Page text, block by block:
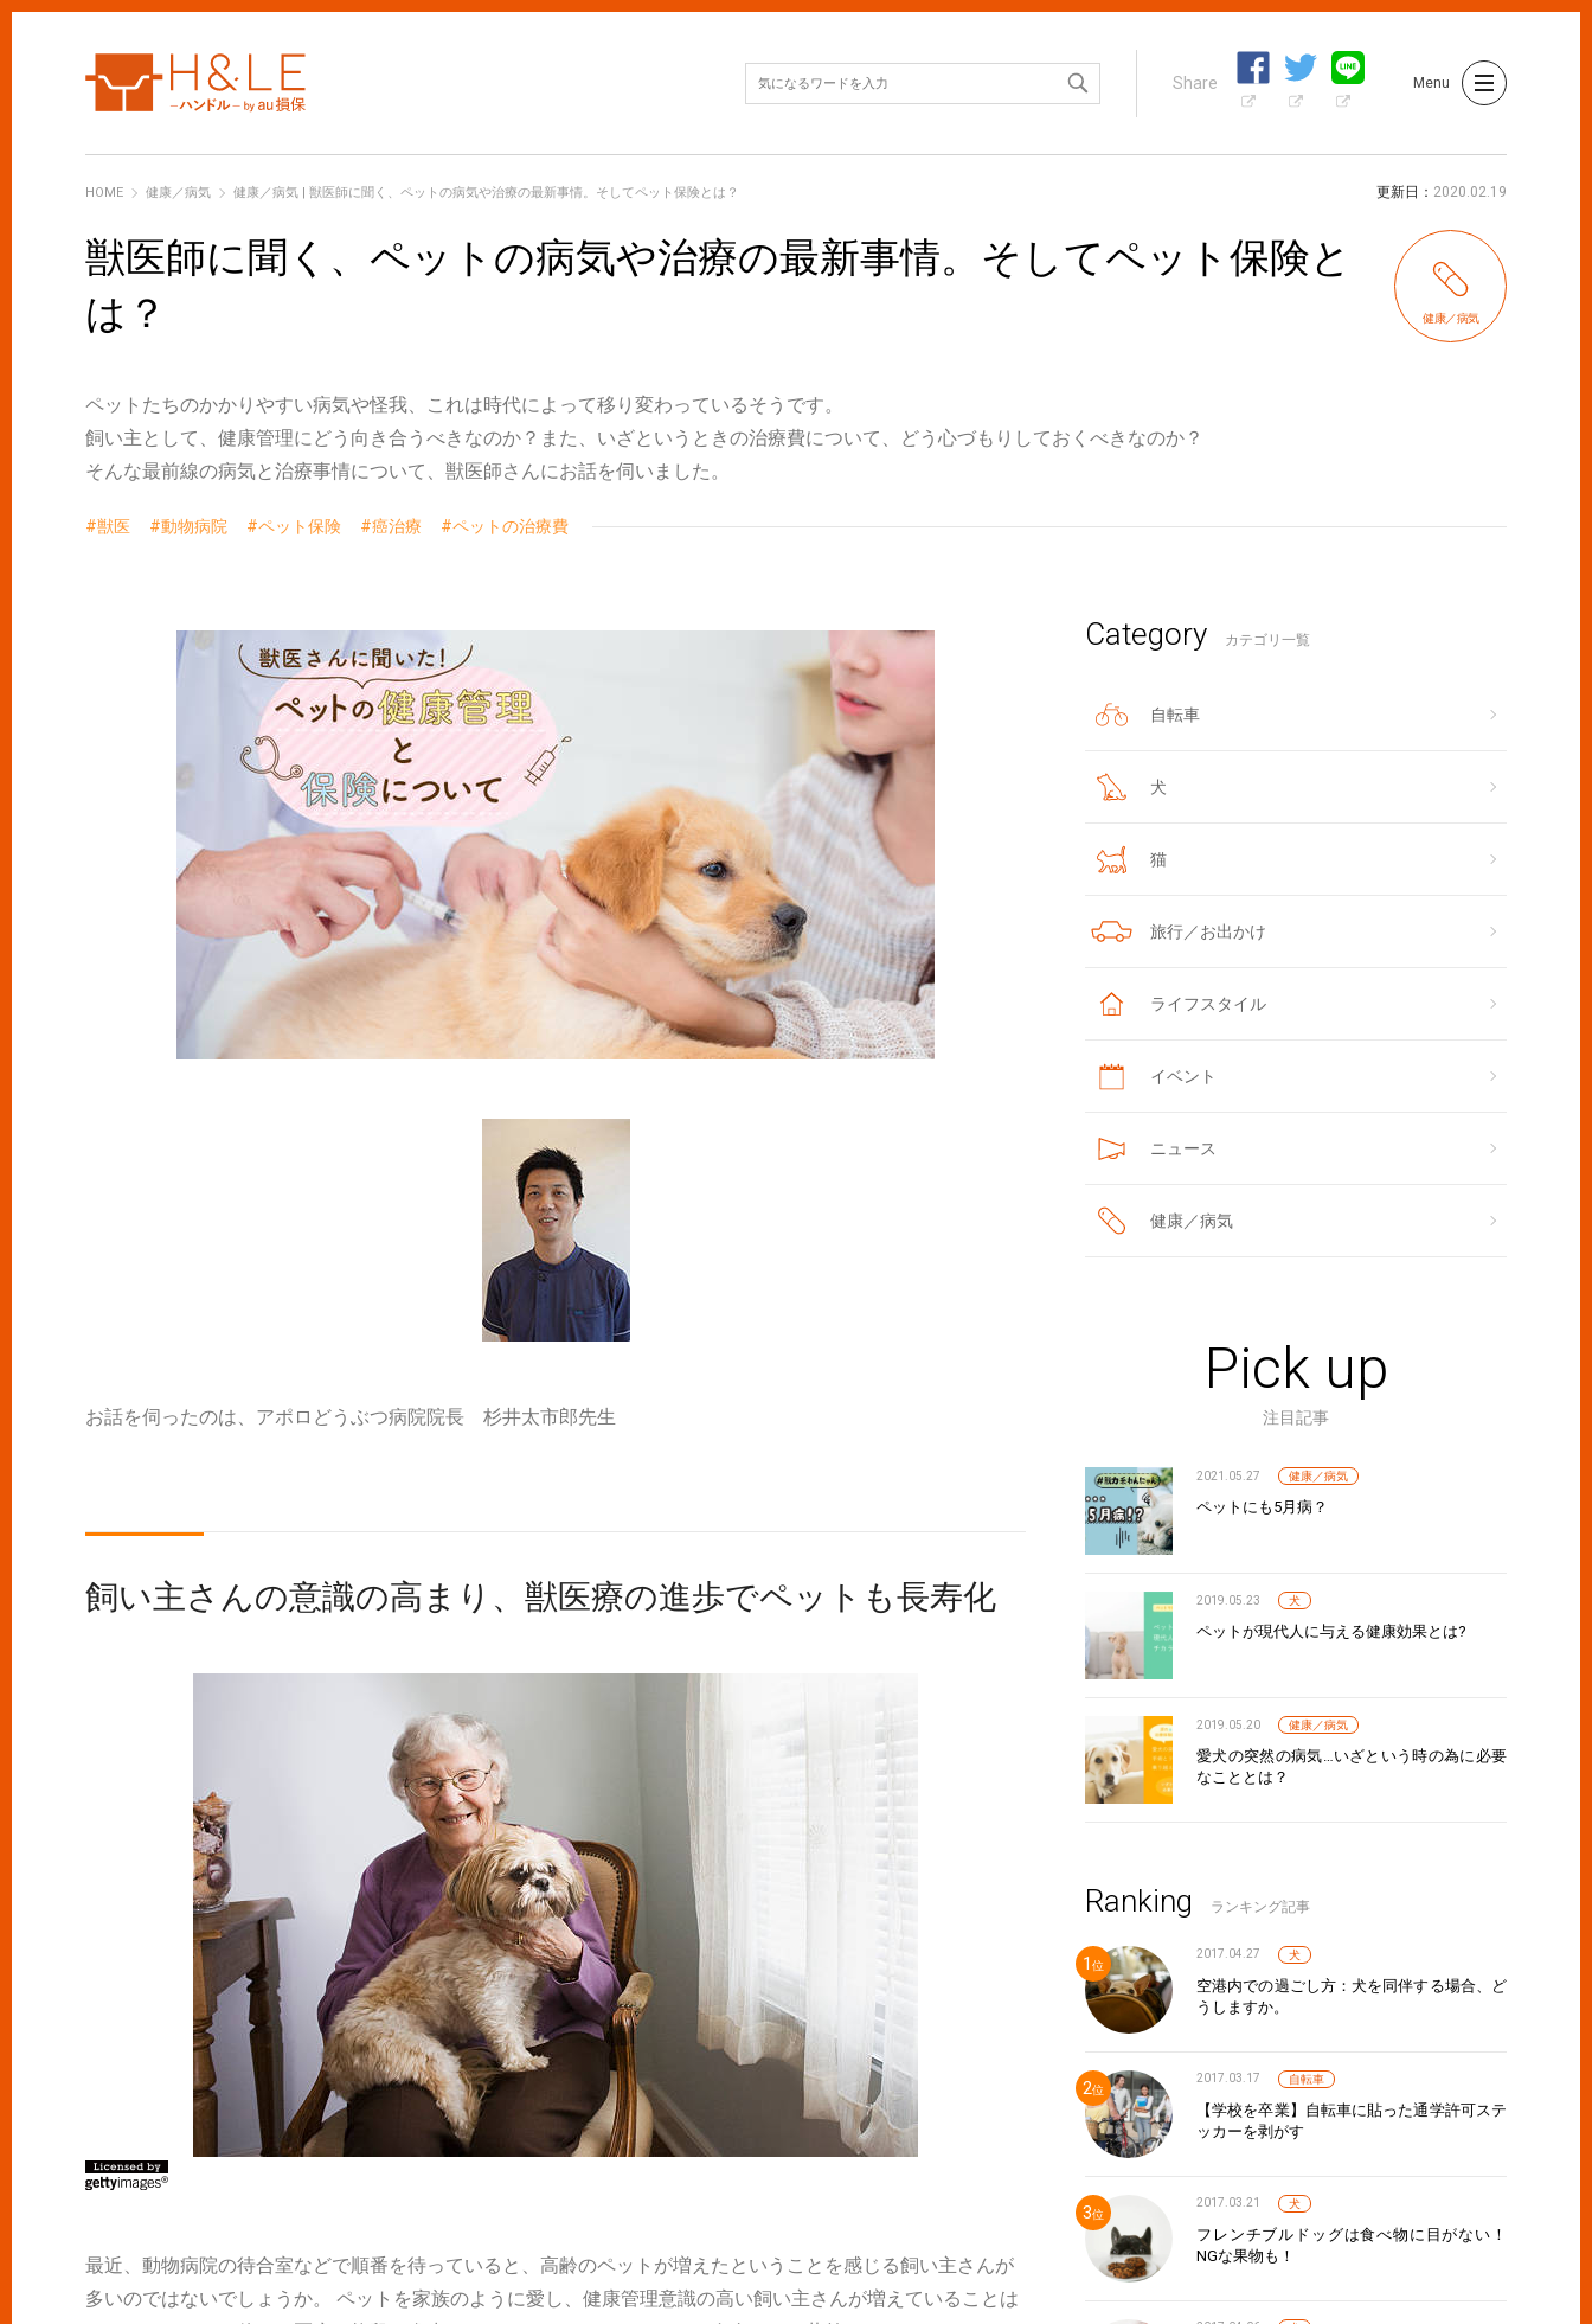
Share Menu
HOMEH&LE健康／病気 健康／病気 | 獣医師に聞く、ペットの病気や治療の最新事情。そしてペット保険とは？
健康／病気
更新日 2020.02.19
獣医師に聞く、ペットの病気や治療の最新事情。そしてペット保険と
は？
ペットたちのかかりやすい病気や怪我、これは時代によって移り変わっているそうです。
飼い主として、健康管理にどう向き合うべきなのか？また、いざというときの治療費について、どう心づもりしておくべきなのか？
そんな最前線の病気と治療事情について、獣医師さんにお話を伺いました。
獣医 動物病院 ペット保険 癌治療 ペットの治療費
お話を伺ったのは、アポロどうぶつ病院院長 杉井太市郎先生
飼い主さんの意識の高まり、獣医療の進歩でペットも長寿化
最近、動物病院の待合室などで順番を待っていると、高齢のペットが増えたということを感じる飼い主さんが
多いのではないでしょうか。 ペットを家族のように愛し、健康管理意識の高い飼い主さんが増えていることは
Category カテゴリ一覧
自転車
犬
猫
旅行／お出かけ
ライフスタイル
イベント
ニュース
健康／病気
Pick up
注目記事
2021.05.27 健康／病気
ペットにも5月病？
2019.05.23 犬
ペットが現代人に与える健康効果とは?
2019.05.20 健康／病気
愛犬の突然の病気…いざという時の為に必要
なこととは？
Ranking ランキング記事
2017.04.27 犬
空港内での過ごし方：犬を同伴する場合、ど
うしますか。
2017.03.17 自転車
【学校を卒業】自転車に貼った通学許可ステ
ッカーを剥がす
2017.03.21 犬
フレンチブルドッグは食べ物に目がない！
NGな果物も！